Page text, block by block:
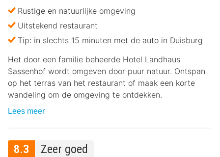
Rustige en natuurlijke omgeving
Uitstekend restaurant
Tip: in slechts 15 minuten met de auto in Duisburg
Het door een familie beheerde Hotel Landhaus
Sassenhof wordt omgeven door puur natuur. Ontspan
op het terras van het restaurant of maak een korte
wandeling om de omgeving te ontdekken.
Lees meer
8.3 Zeer goed